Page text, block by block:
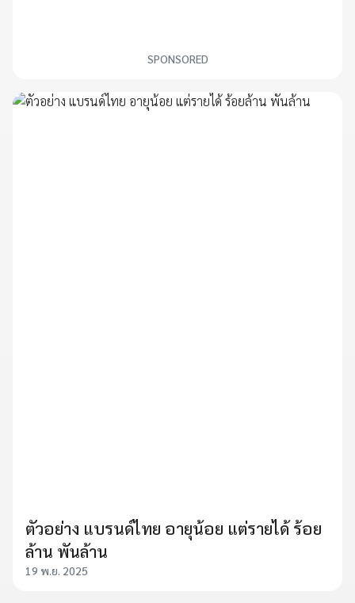
SPONSORED
ตัวอย่าง แบรนด์ไทย อายุน้อย แต่รายได้ ร้อย
ล้าน พันล้าน
19 พ.ย. 2025